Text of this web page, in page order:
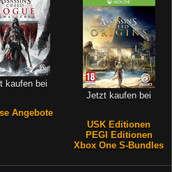
kaufen bei
Angebote
Jetzt kaufen bei
USK Editionen
PEGI Editionen
Xbox One S-Bundles